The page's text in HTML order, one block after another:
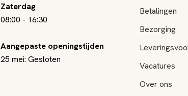
Zaterdag
08:00 - 16:30
Aangepaste openingstijden
25 mei: Gesloten
Betalingen
Bezorging
Vacatures
Over ons